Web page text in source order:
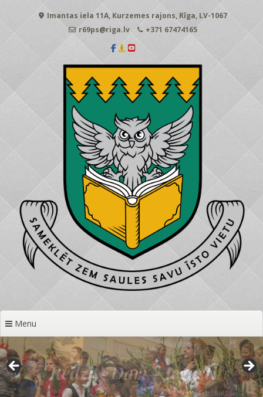
Imantas iela 11A, Kurzemes rajons, Rīga, LV-1067
r69ps@riga.lv
+371 67474165
Menu